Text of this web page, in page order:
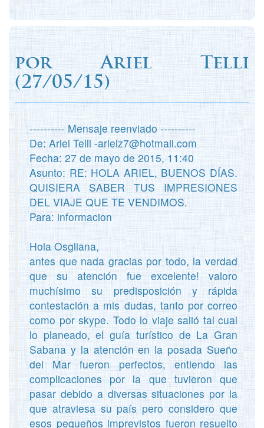
porAriel Telli
(27/05/15)
---------- Mensaje reenviado ----------
De: Ariel Telli -arielz7@hotmail.com
Fecha: 27 de mayo de 2015, 11:40
Asunto: RE: HOLA ARIEL, BUENOS DÍAS.
QUISIERA SABER TUS IMPRESIONES
DEL VIAJE QUE TE VENDIMOS.
Para: informacion
Hola Osgliana,
antes que nada gracias por todo, la verdad
que su atención fue excelente! valoro
muchísimo su predisposición y rápida
contestación a mis dudas, tanto por correo
como por skype. Todo lo viaje salió tal cual
lo planeado, el guía turístico de La Gran
Sabana y la atención en la posada Sueño
del Mar fueron perfectos, entiendo las
complicaciones por la que tuvieron que
pasar debido a diversas situaciones por la
que atraviesa su país pero considero que
esos pequeños imprevistos fueron resuelto